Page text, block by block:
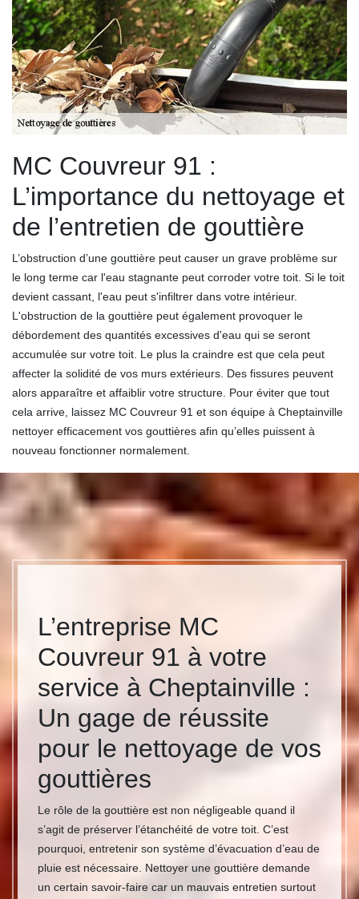
MC Couvreur 91 :
L’importance du nettoyage et
de l’entretien de gouttière
L’obstruction d’une gouttière peut causer un grave problème sur
le long terme car l'eau stagnante peut corroder votre toit. Si le toit
devient cassant, l'eau peut s'infiltrer dans votre intérieur.
L'obstruction de la gouttière peut également provoquer le
débordement des quantités excessives d'eau qui se seront
accumulée sur votre toit. Le plus la craindre est que cela peut
affecter la solidité de vos murs extérieurs. Des fissures peuvent
alors apparaître et affaiblir votre structure. Pour éviter que tout
cela arrive, laissez MC Couvreur 91 et son équipe à Cheptainville
nettoyer efficacement vos gouttières afin qu’elles puissent à
nouveau fonctionner normalement.
L’entreprise MC
Couvreur 91 à votre
service à Cheptainville :
Un gage de réussite
pour le nettoyage de vos
gouttières
Le rôle de la gouttière est non négligeable quand il
s’agit de préserver l’étanchéité de votre toit. C’est
pourquoi, entretenir son système d’évacuation d’eau de
pluie est nécessaire. Nettoyer une gouttière demande
un certain savoir-faire car un mauvais entretien surtout